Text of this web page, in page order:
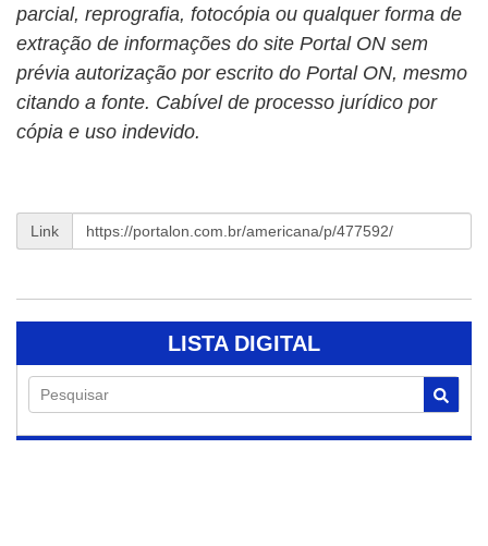
parcial, reprografia, fotocópia ou qualquer forma de
extração de informações do site Portal ON sem
prévia autorização por escrito do Portal ON, mesmo
citando a fonte. Cabível de processo jurídico por
cópia e uso indevido.
Link
LISTA DIGITAL
Pesquisar